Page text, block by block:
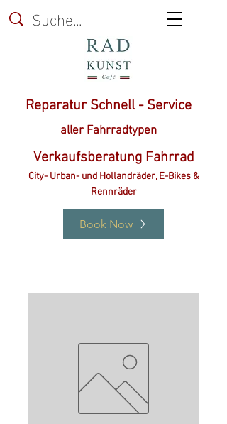
Reparatur Schnell - Service
aller Fahrradtypen
Verkaufsberatung Fahrrad
City- Urban- und Hollandräder, E-Bikes &
Rennräder
Book Now